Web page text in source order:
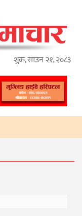
शुक्र, साउन २१, २०८३